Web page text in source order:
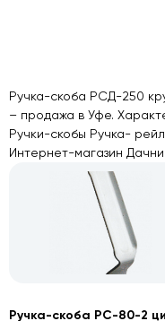
Ручка-скоба РСД-250
– продажа в Уфе.
Ручки-скобы Ручка-
Интернет-магазин
Ручка-скоба РС-80-2